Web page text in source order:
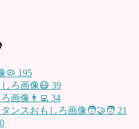
🦠 195
ろ画像😷 39
画像👨‍💻 34
ンスおもしろ画像🧑‍🤝‍🧑 21